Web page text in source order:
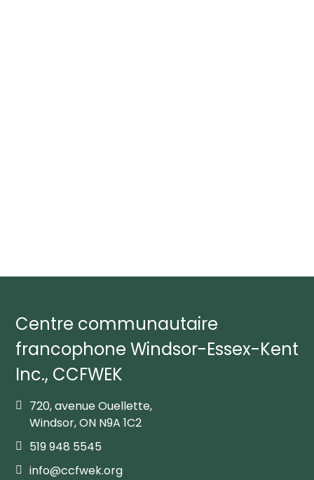
Centre communautaire
francophone Windsor-Essex-Kent
Inc., CCFWEK
720, avenue Ouellette,
Windsor, ON N9A 1C2
519 948 5545
info@ccfwek.org